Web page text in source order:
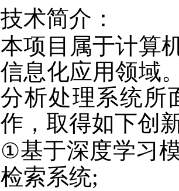
技术简介：
本项目属于计算
信息化应用领域
分析处理系统所
作，取得如下创
①基于深度学习
检索系统;